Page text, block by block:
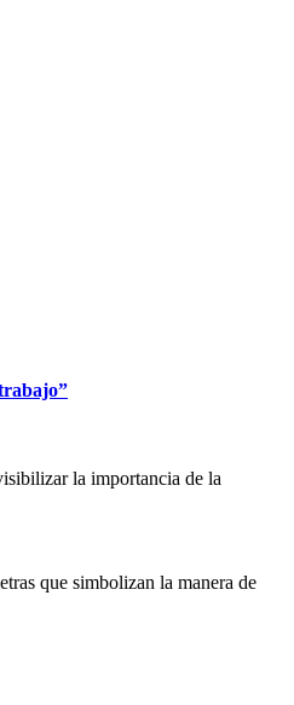
la importancia de la
que simbolizan la manera de